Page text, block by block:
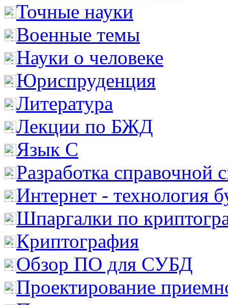
Точные науки
Военные темы
Науки о человеке
Юриспруденция
Литература
Лекции по БЖД
Язык С
Разработка справочной
Интернет - технология
Шпаргалки по
Криптография
Обзор ПО для СУБД
Проектирование